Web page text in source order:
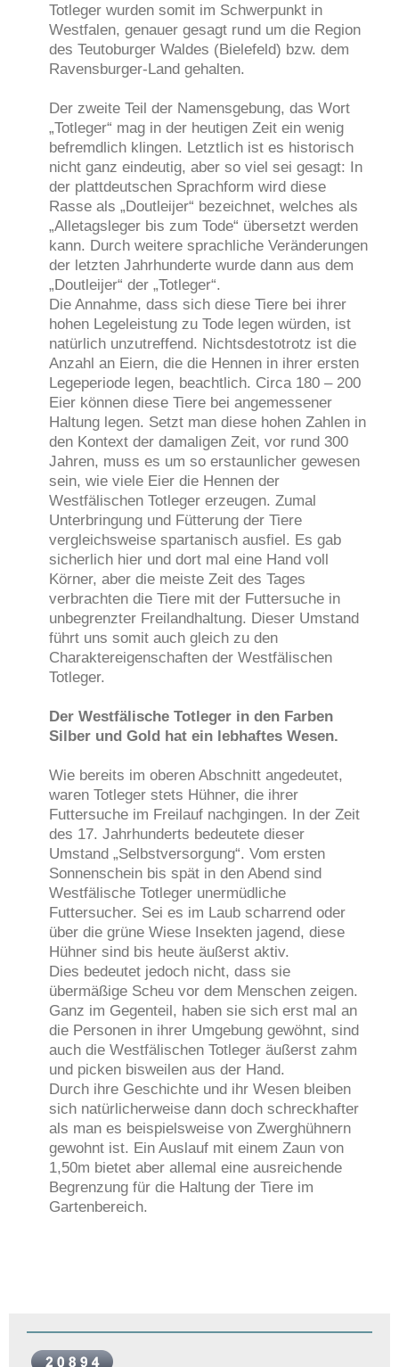
Totleger wurden somit im Schwerpunkt in
Westfalen, genauer gesagt rund um die Region
des Teutoburger Waldes (Bielefeld) bzw. dem
Ravensburger-Land gehalten.
Der zweite Teil der Namensgebung, das Wort
„Totleger“ mag in der heutigen Zeit ein wenig
befremdlich klingen. Letztlich ist es historisch
nicht ganz eindeutig, aber so viel sei gesagt: In
der plattdeutschen Sprachform wird diese
Rasse als „Doutleijer“ bezeichnet, welches als
„Alletagsleger bis zum Tode“ übersetzt werden
kann. Durch weitere sprachliche Veränderungen
der letzten Jahrhunderte wurde dann aus dem
„Doutleijer“ der „Totleger“.
Die Annahme, dass sich diese Tiere bei ihrer
hohen Legeleistung zu Tode legen würden, ist
natürlich unzutreffend. Nichtsdestotrotz ist die
Anzahl an Eiern, die die Hennen in ihrer ersten
Legeperiode legen, beachtlich. Circa 180 – 200
Eier können diese Tiere bei angemessener
Haltung legen. Setzt man diese hohen Zahlen in
den Kontext der damaligen Zeit, vor rund 300
Jahren, muss es um so erstaunlicher gewesen
sein, wie viele Eier die Hennen der
Westfälischen Totleger erzeugen. Zumal
Unterbringung und Fütterung der Tiere
vergleichsweise spartanisch ausfiel. Es gab
sicherlich hier und dort mal eine Hand voll
Körner, aber die meiste Zeit des Tages
verbrachten die Tiere mit der Futtersuche in
unbegrenzter Freilandhaltung. Dieser Umstand
führt uns somit auch gleich zu den
Charaktereigenschaften der Westfälischen
Totleger.
Der Westfälische Totleger in den Farben
Silber und Gold hat ein lebhaftes Wesen.
Wie bereits im oberen Abschnitt angedeutet,
waren Totleger stets Hühner, die ihrer
Futtersuche im Freilauf nachgingen. In der Zeit
des 17. Jahrhunderts bedeutete dieser
Umstand „Selbstversorgung“. Vom ersten
Sonnenschein bis spät in den Abend sind
Westfälische Totleger unermüdliche
Futtersucher. Sei es im Laub scharrend oder
über die grüne Wiese Insekten jagend, diese
Hühner sind bis heute äußerst aktiv.
Dies bedeutet jedoch nicht, dass sie
übermäßige Scheu vor dem Menschen zeigen.
Ganz im Gegenteil, haben sie sich erst mal an
die Personen in ihrer Umgebung gewöhnt, sind
auch die Westfälischen Totleger äußerst zahm
und picken bisweilen aus der Hand.
Durch ihre Geschichte und ihr Wesen bleiben
sich natürlicherweise dann doch schreckhafter
als man es beispielsweise von Zwerghühnern
gewohnt ist. Ein Auslauf mit einem Zaun von
1,50m bietet aber allemal eine ausreichende
Begrenzung für die Haltung der Tiere im
Gartenbereich.